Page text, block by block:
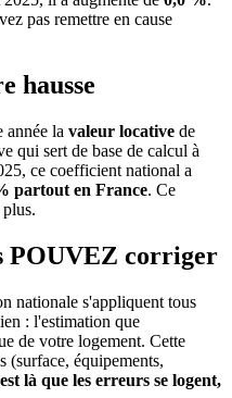
pas remettre en cause
hausse
année la valeur locative de
qui sert de base de calcul à
ce coefficient national a
partout en France. Ce
POUVEZ corriger
nationale s'appliquent tous
: l'estimation que
de votre logement. Cette
(surface, équipements,
là que les erreurs se logent,